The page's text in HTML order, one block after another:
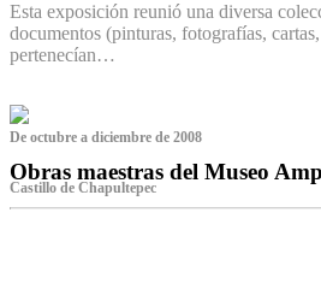
Esta exposición reunió una diversa
documentos (pinturas, fotografías,
pertenecían…
De octubre a diciembre de 2008
Obras maestras del Museo
Castillo de Chapultepec